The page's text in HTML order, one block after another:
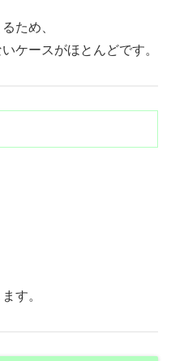
ため、
ケースがほとんどです。
す。